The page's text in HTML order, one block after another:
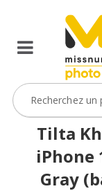
Tilta
iPhone
Gray